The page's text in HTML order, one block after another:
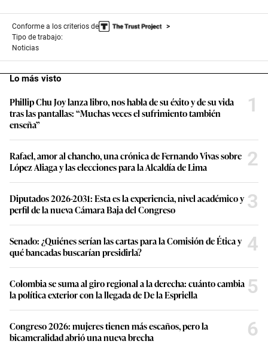
Conforme a los criterios de
Tipo de trabajo:
Noticias
Lo más visto
Phillip Chu Joy lanza libro, nos habla de su éxito y de su vida
tras las pantallas: “Muchas veces el sufrimiento también
enseña”
1
Rafael, amor al chancho, una crónica de Fernando Vivas sobre
López Aliaga y las elecciones para la Alcaldía de Lima
2
Diputados 2026-2031: Esta es la experiencia, nivel académico y
perfil de la nueva Cámara Baja del Congreso
3
Senado: ¿Quiénes serían las cartas para la Comisión de Ética y
qué bancadas buscarían presidirla?
4
Colombia se suma al giro regional a la derecha: cuánto cambia
la política exterior con la llegada de De la Espriella
5
Congreso 2026: mujeres tienen más escaños, pero la
bicameralidad abrió una nueva brecha
6